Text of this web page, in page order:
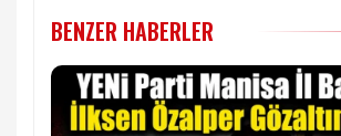
BENZER HABERLER